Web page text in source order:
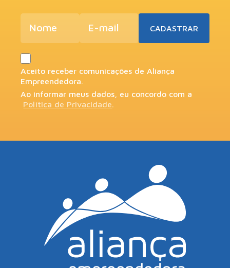
Aceito receber comunicações de Aliança
Empreendedora.
Ao informar meus dados, eu concordo com a
Política de Privacidade